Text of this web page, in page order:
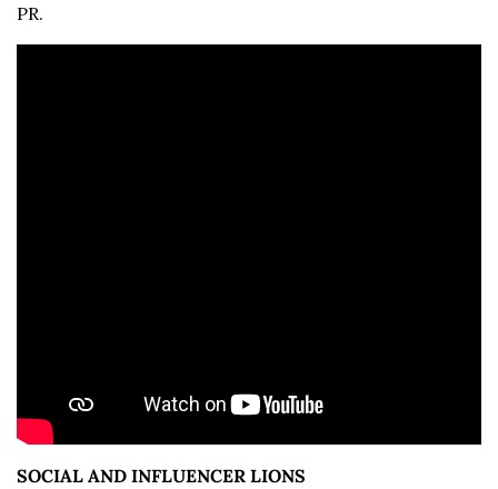
PR.
SOCIAL AND INFLUENCER LIONS